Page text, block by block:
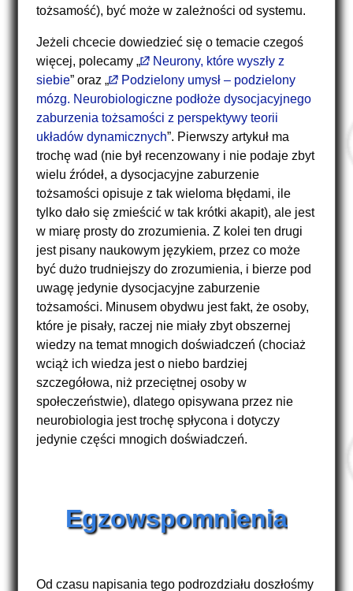
tożsamość), być może w zależności od systemu.
Jeżeli chcecie dowiedzieć się o temacie czegoś
więcej, polecamy „
Neurony, które wyszły z
siebie” oraz „
Podzielony umysł – podzielony
mózg. Neurobiologiczne podłoże dysocjacyjnego
zaburzenia tożsamości z perspektywy teorii
układów dynamicznych”. Pierwszy artykuł ma
trochę wad (nie był recenzowany i nie podaje zbyt
wielu źródeł, a dysocjacyjne zaburzenie
tożsamości opisuje z tak wieloma błędami, ile
tylko dało się zmieścić w tak krótki akapit), ale jest
w miarę prosty do zrozumienia. Z kolei ten drugi
jest pisany naukowym językiem, przez co może
być dużo trudniejszy do zrozumienia, i bierze pod
uwagę jedynie dysocjacyjne zaburzenie
tożsamości. Minusem obydwu jest fakt, że osoby,
które je pisały, raczej nie miały zbyt obszernej
wiedzy na temat mnogich doświadczeń (chociaż
wciąż ich wiedza jest o niebo bardziej
szczegółowa, niż przeciętnej osoby w
społeczeństwie), dlatego opisywana przez nie
neurobiologia jest trochę spłycona i dotyczy
jedynie części mnogich doświadczeń.
Egzowspomnienia
Od czasu napisania tego podrozdziału doszłośmy